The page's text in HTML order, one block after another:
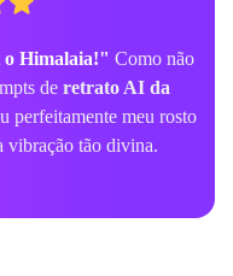
o Himalaia!" Como não
de retrato AI da
perfeitamente meu rosto
vibração tão divina.